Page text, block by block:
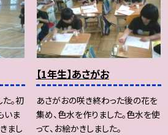
。初
いま
まし
【1年生】あさがお
あさがおの咲き終わった後の花を
集め、色水を作りました。色水を使
って、お絵かきしました。